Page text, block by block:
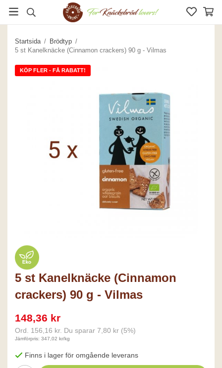
Startsida / Brödtyp /
5 st Kanelknäcke (Cinnamon crackers) 90 g - Vilmas
KÖP FLER - FÅ RABATT!
5 st Kanelknäcke (Cinnamon
crackers) 90 g - Vilmas
148,36 kr
Ord. 156,16 kr. Du sparar 7,80 kr (5%)
Jämförpris: 347,02 kr/kg
Finns i lager för omgående leverans